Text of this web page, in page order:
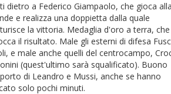
dietro a Federico Giampaolo, che gioca alla
e realizza una doppietta dalla quale
la vittoria. Medaglia d'oro a terra, che
il risultato. Male gli esterni di difesa
e male anche quelli del centrocampo,
(quest'ultimo sarà squalificato). Buono
di Leandro e Mussi, anche se hanno
solo pochi minuti.